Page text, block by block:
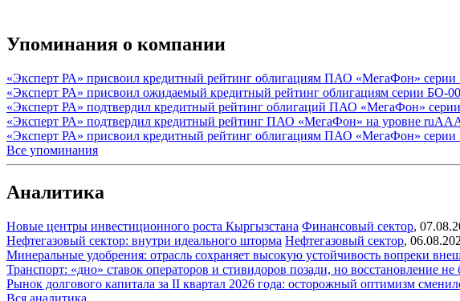
Упоминания о компании
«Эксперт РА» присвоил кредитный рейтинг облигациям ПАО «МегаФон»
«Эксперт РА» присвоил ожидаемый кредитный рейтинг облигациям серии
«Эксперт РА» подтвердил кредитный рейтинг облигаций ПАО «МегаФон»
«Эксперт РА» подтвердил кредитный рейтинг ПАО «МегаФон» на уровне
«Эксперт РА» присвоил кредитный рейтинг облигациям ПАО «МегаФон»
Все упоминания
Аналитика
Новые центры инвестиционного роста Кыргызстана Финансовый сектор,
Нефтегазовый сектор: внутри идеального шторма Нефтегазовый сектор,
Минеральные удобрения: отрасль сохраняет высокую устойчивость вопреки
Транспорт: «дно» ставок операторов и стивидоров позади, но восстановление
Рынок долгового капитала за II квартал 2026 года: осторожный оптимизм
Вся аналитика